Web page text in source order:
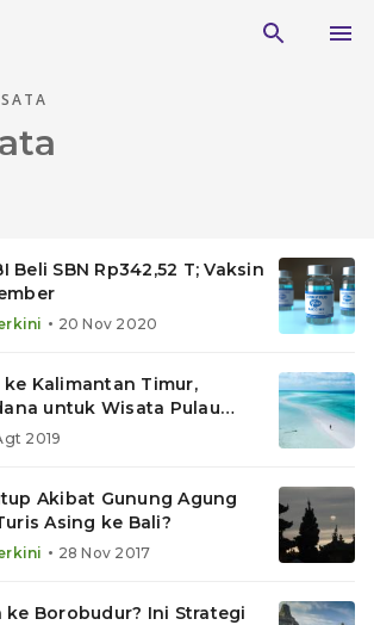
Beli SBN Rp342,52 T; Vaksin
• 20 Nov 2020
Kalimantan Timur,
untuk Wisata Pulau
2019
Akibat Gunung Agung
Asing ke Bali?
• 28 Nov 2017
Borobudur? Ini Strategi